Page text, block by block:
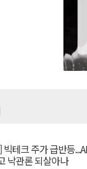
테크 주가 급반등...AI
낙관론 되살아나